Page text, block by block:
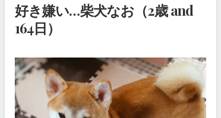
好き嫌い…柴犬なお（2歳 and
164日）